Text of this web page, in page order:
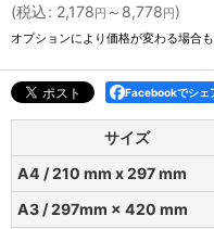
(税込: 2,178円 ～8,778円)
オプションにより価格が変わる場合も
Facebookでシェ
サイズ
A4 / 210 mm x 297 mm
A3 / 297mm × 420 mm